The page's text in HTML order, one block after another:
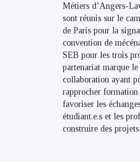
Métiers d’Angers-
sont réunis sur le
de Paris pour la
convention de
SEB pour les trois
partenariat marque le
collaboration ayant
rapprocher
favoriser les
étudiant.e.s et les
construire des